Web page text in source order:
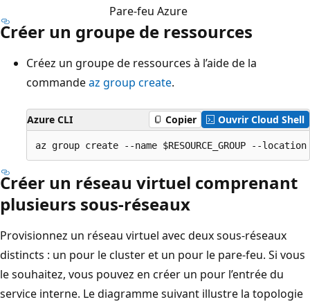
Pare-feu Azure
Créer un groupe de ressources
Créez un groupe de ressources à l’aide de la
commandeaz group create.
Azure CLI Copier Ouvrir Cloud Shell
Créer un réseau virtuel comprenant
plusieurs sous-réseaux
Provisionnez un réseau virtuel avec deux sous-réseaux
distincts : un pour le cluster et un pour le pare-feu. Si vous
le souhaitez, vous pouvez en créer un pour l’entrée du
service interne. Le diagramme suivant illustre la topologie